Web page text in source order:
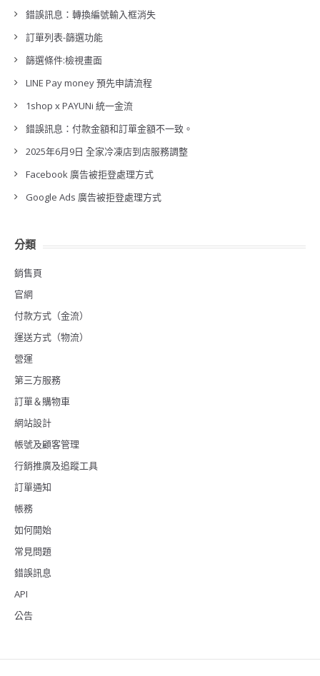
錯誤訊息：轉換編號輸入框消失
訂單列表-篩選功能
篩選條件:檢視畫面
LINE Pay money 預先申請流程
1shop x PAYUNi 統一金流
錯誤訊息：付款金額和訂單金額不一致。
2025年6月9日 全家冷凍店到店服務調整
Facebook 廣告被拒登處理方式
Google Ads 廣告被拒登處理方式
分類
銷售頁
官網
付款方式（金流）
運送方式（物流）
營運
第三方服務
訂單＆購物車
網站設計
帳號及顧客管理
行銷推廣及追蹤工具
訂單通知
帳務
如何開始
常見問題
錯誤訊息
API
公告